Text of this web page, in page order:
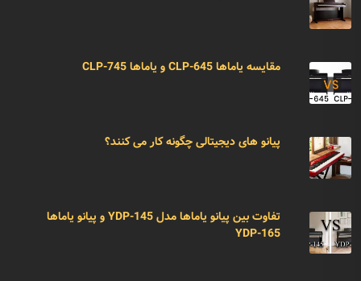
مقایسه یاماها CLP-645 و یاماها CLP-745
پیانو های دیجیتالی چگونه کار می کنند؟
تفاوت بین پیانو یاماها مدل YDP-145 و پیانو یاماها
YDP-165